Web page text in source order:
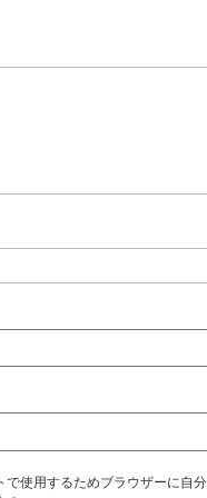
で使用するためブラウザーに自